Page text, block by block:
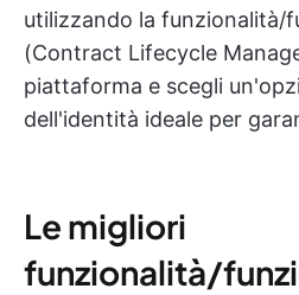
utilizzando la funzionalità/
(Contract Lifecycle
piattaforma e scegli
dell'identità ideale per
Le migliori
funzionalità/